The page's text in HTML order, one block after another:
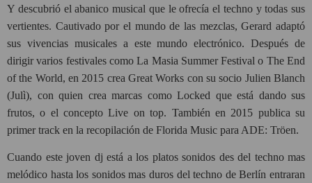
Y descubrió el abanico musical que le ofrecía el techno y todas sus
vertientes. Cautivado por el mundo de las mezclas, Gerard adaptó
sus vivencias musicales a este mundo electrónico. Después de
dirigir varios festivales como La Masia Summer Festival o The End
of the World, en 2015 crea Great Works con su socio Julien Blanch
(Julì), con quien crea marcas como Locked que está dando sus
frutos, o el concepto Live on top. También en 2015 publica su
primer track en la recopilación de Florida Music para ADE: Tröen.
Cuando este joven dj está a los platos sonidos des del techno mas
melódico hasta los sonidos mas duros del techno de Berlín entraran